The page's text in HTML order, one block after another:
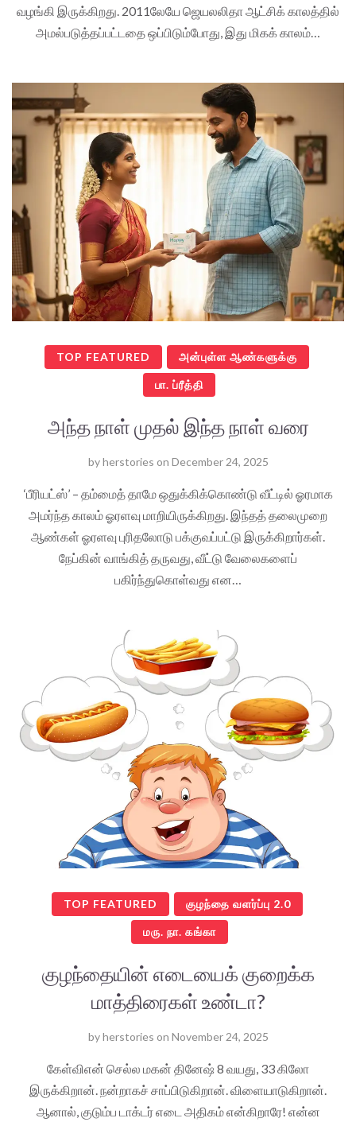
வழங்கி இருக்கிறது. 2011லேயே ஜெயலலிதா ஆட்சிக் காலத்தில்
அமல்படுத்தப்பட்டதை ஒப்பிடும்போது, இது மிகக் காலம்…
TOP FEATURED அன்புள்ள ஆண்களுக்கு
பா. ப்ரீத்தி
அந்த நாள் முதல் இந்த நாள் வரை
byherstories on December 24, 2025
‘பீரியட்ஸ்’ – தம்மைத் தாமே ஒதுக்கிக்கொண்டு வீட்டில் ஓரமாக
அமர்ந்த காலம் ஓரளவு மாறியிருக்கிறது. இந்தத் தலைமுறை
ஆண்கள் ஓரளவு புரிதலோடு பக்குவப்பட்டு இருக்கிறார்கள்.
நேப்கின் வாங்கித் தருவது, வீட்டு வேலைகளைப்
பகிர்ந்துகொள்வது என…
TOP FEATURED குழந்தை வளர்ப்பு 2.0
மரு. நா. கங்கா
குழந்தையின் எடையைக் குறைக்க
மாத்திரைகள் உண்டா?
byherstories on November 24, 2025
கேள்விஎன் செல்ல மகன் தினேஷ் 8 வயது, 33 கிலோ
இருக்கிறான். நன்றாகச் சாப்பிடுகிறான். விளையாடுகிறான்.
ஆனால், குடும்ப டாக்டர் எடை அதிகம் என்கிறாரே! என்ன